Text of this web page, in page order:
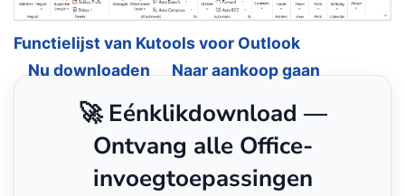
Functielijst van Kutools voor Outlook
Nu downloaden
Naar aankoop gaan
🚀 Eénklikdownload —
Ontvang alle Office-
invoegtoepassingen